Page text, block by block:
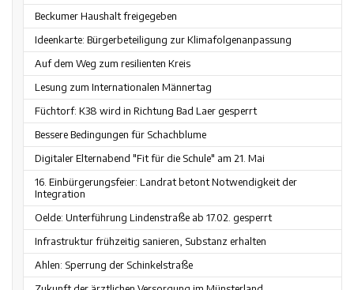
Beckumer Haushalt freigegeben
Ideenkarte: Bürgerbeteiligung zur Klimafolgenanpassung
Auf dem Weg zum resilienten Kreis
Lesung zum Internationalen Männertag
Füchtorf: K38 wird in Richtung Bad Laer gesperrt
Bessere Bedingungen für Schachblume
Digitaler Elternabend "Fit für die Schule" am 21. Mai
16. Einbürgerungsfeier: Landrat betont Notwendigkeit der
Integration
Oelde: Unterführung Lindenstraße ab 17.02. gesperrt
Infrastruktur frühzeitig sanieren, Substanz erhalten
Ahlen: Sperrung der Schinkelstraße